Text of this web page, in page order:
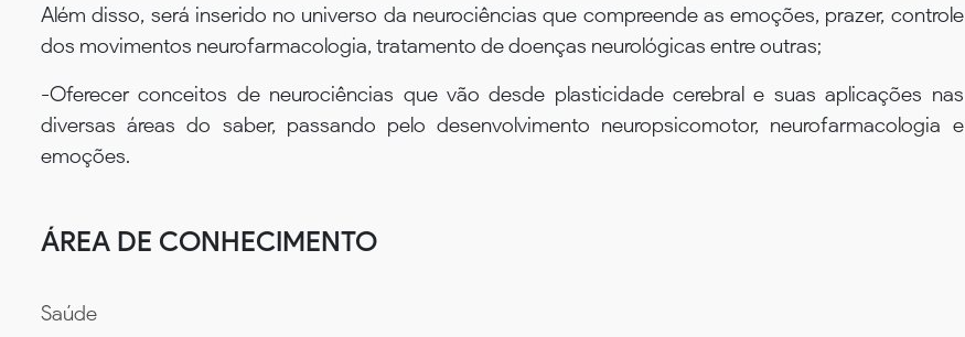
Além disso, será inserido no universo da neurociências que compreende as emoções, prazer, controle
dos movimentos neurofarmacologia, tratamento de doenças neurológicas entre outras;
-Oferecer conceitos de neurociências que vão desde plasticidade cerebral e suas aplicações nas
diversas áreas do saber, passando pelo desenvolvimento neuropsicomotor, neurofarmacologia e
emoções.
ÁREA DE CONHECIMENTO
Saúde